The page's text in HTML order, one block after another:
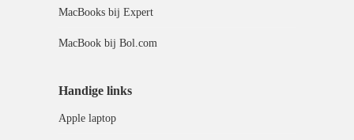
MacBooks bij Expert
MacBook bij Bol.com
Handige links
Apple laptop